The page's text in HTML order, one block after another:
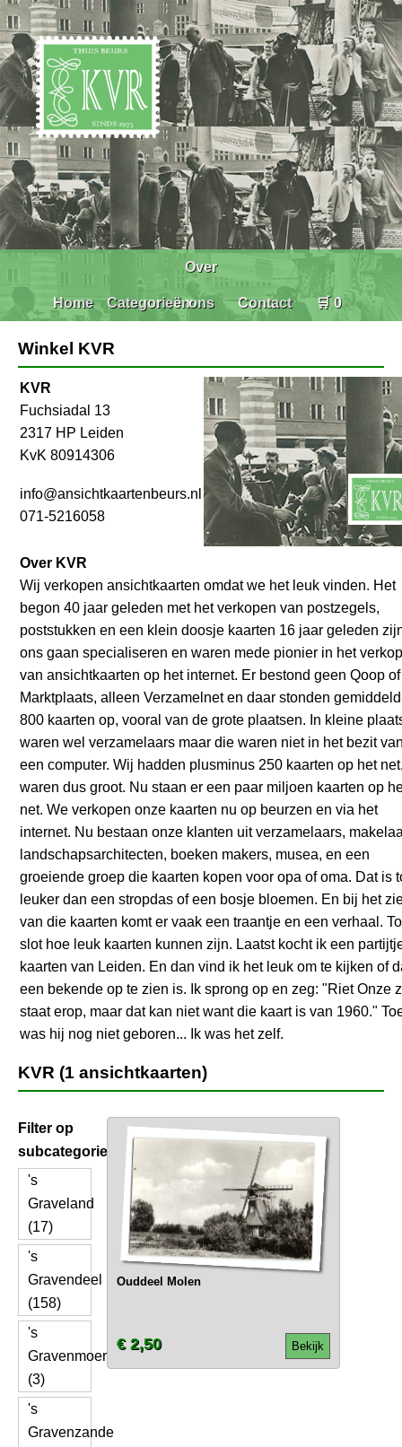
Home Categorieën
Over
ons Contact 🛒 0
Winkel KVR
KVR
Fuchsiadal 13
2317 HP Leiden
KvK 80914306
info@ansichtkaartenbeurs.nl
071-5216058
Over KVR
Wij verkopen ansichtkaarten omdat we het leuk vinden. Het
begon 40 jaar geleden met het verkopen van postzegels,
poststukken en een klein doosje kaarten 16 jaar geleden
ons gaan specialiseren en waren mede pionier in het
van ansichtkaarten op het internet. Er bestond geen Qoop of
Marktplaats, alleen Verzamelnet en daar stonden gemiddeld
800 kaarten op, vooral van de grote plaatsen. In kleine
waren wel verzamelaars maar die waren niet in het bezit
een computer. Wij hadden plusminus 250 kaarten op het
waren dus groot. Nu staan er een paar miljoen kaarten op
net. We verkopen onze kaarten nu op beurzen en via het
internet. Nu bestaan onze klanten uit verzamelaars,
landschapsarchitecten, boeken makers, musea, en een
groeiende groep die kaarten kopen voor opa of oma. Dat is
leuker dan een stropdas of een bosje bloemen. En bij het
van die kaarten komt er vaak een traantje en een verhaal.
slot hoe leuk kaarten kunnen zijn. Laatst kocht ik een
kaarten van Leiden. En dan vind ik het leuk om te kijken of
een bekende op te zien is. Ik sprong op en zeg: "Riet Onze
staat erop, maar dat kan niet want die kaart is van 1960."
was hij nog niet geboren... Ik was het zelf.
KVR (1 ansichtkaarten)
Filter op
subcategorie
's
Graveland
(17)
's
Gravendeel
(158)
's
Gravenmoer
(3)
's
Gravenzande
Ouddeel Molen
Bekijk
€ 2,50